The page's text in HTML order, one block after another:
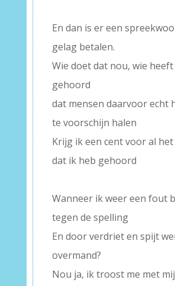
En dan is er een
gelag betalen.
Wie doet dat nou, wie
gehoord
dat mensen daarvoor echt
te voorschijn halen
Krijg ik een cent voor al
dat ik heb gehoord
Wanneer ik weer een fout
tegen de spelling
En door verdriet en spijt
overmand?
Nou ja, ik troost me met